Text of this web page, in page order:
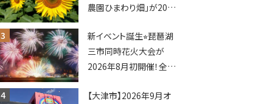
農園ひまわり畑」が2026
ポットやキッチンカーも
登場！何度も入園できる
フリーパスも販売★
新イベント誕生⭐︎琵琶湖
三市同時花火大会が
2026年8月初開催！全席
マーケットも登場♪
【大津市】2026年9月オ